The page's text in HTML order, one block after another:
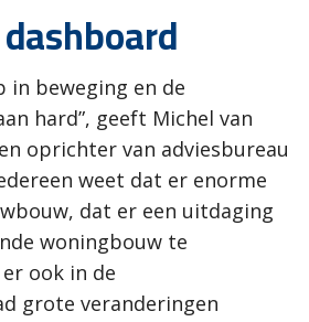
in beweging en de
hard”, geeft Michel van
oprichter van adviesbureau
weet dat er enorme
dat er een uitdaging
woningbouw te
ook in de
grote veranderingen